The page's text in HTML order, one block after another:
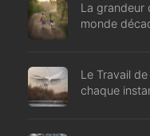
La grandeur
monde
Le Travail
chaque